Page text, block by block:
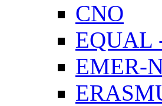
CNO
EQUAL
EMER-